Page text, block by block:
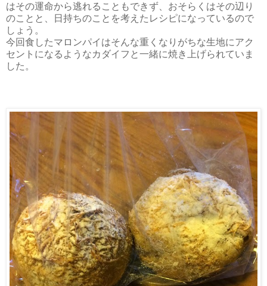
はその運命から逃れることもできず、おそらくはその辺り
のことと、日持ちのことを考えたレシピになっているので
しょう。
今回食したマロンパイはそんな重くなりがちな生地にアク
セントになるようなカダイフと一緒に焼き上げられていま
した。